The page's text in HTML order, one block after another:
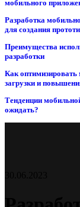
мобильного
Разработка
для создания
Преимущества
разработки
Как
загрузки и
Тенденции
ожидать?